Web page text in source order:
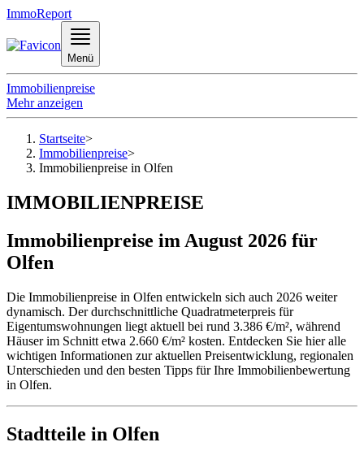
ImmoReport
Menü
Immobilienpreise
Mehr anzeigen
Startseite>
Immobilienpreise>
Immobilienpreise in Olfen
IMMOBILIENPREISE
Immobilienpreise im August 2026 für
Olfen
Die Immobilienpreise in Olfen entwickeln sich auch 2026 weiter
dynamisch. Der durchschnittliche Quadratmeterpreis für
Eigentumswohnungen liegt aktuell bei rund 3.386 €/m², während
Häuser im Schnitt etwa 2.660 €/m² kosten. Entdecken Sie hier alle
wichtigen Informationen zur aktuellen Preisentwicklung, regionalen
Unterschieden und den besten Tipps für Ihre Immobilienbewertung
in Olfen.
Stadtteile in Olfen